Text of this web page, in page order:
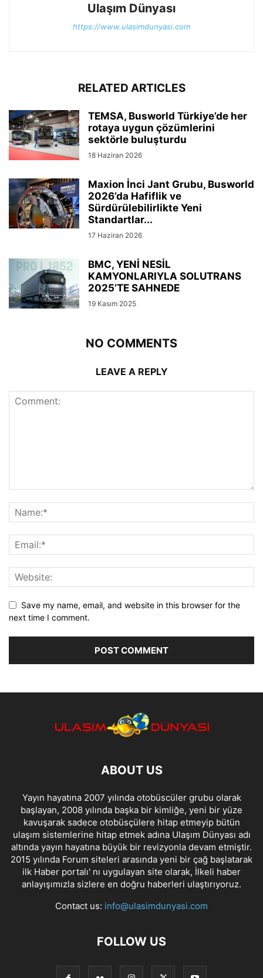
Ulaşım Dünyası
https://www.ulasimdunyasi.com
RELATED ARTICLES
TEMSA, Busworld Türkiye’de her
rotaya uygun çözümlerini
sektörle buluşturdu
18 Haziran 2026
Maxion İnci Jant Grubu, Busworld
2026’da Hafiflik ve
Sürdürülebilirlikte Yeni
Standartlar...
17 Haziran 2026
BMC, YENİ NESİL
KAMYONLARIYLA SOLUTRANS
2025’TE SAHNEDE
19 Kasım 2025
NO COMMENTS
LEAVE A REPLY
Save my name, email, and website in this browser for the
next time I comment.
ABOUT US
Yayın hayatına 2007 yılında otobüscüler grubu olarak
başlayan, 2008 yılında başka bir kimliğe, yeni bir yüze
kavuşarak sadece otobüsçülere hitap etmeyip bütün
ulaşım sistemlerine hitap etmek adına Ulaşım Dünyası adı
altında yayın hayatına büyük bir revizyonla devam etmiştir.
2015 yılında Forum siteleri arasında yeni bir çağ başlatarak
ilk Haber portalı' nı uygulayan site olarak, İlkeli haber
anlayışımızla sizlere en doğru haberleri ulaştırıyoruz.
Contact us: info@ulasimdunyasi.com
FOLLOW US